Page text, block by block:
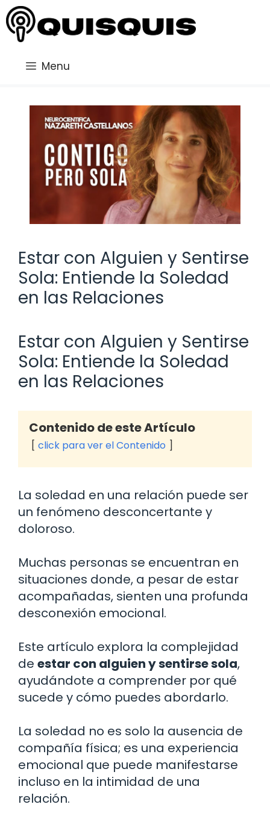
Saltar
al
contenido
Menu
Estar con Alguien y Sentirse
Sola: Entiende la Soledad
en las Relaciones
Estar con Alguien y Sentirse
Sola: Entiende la Soledad
en las Relaciones
Contenido de este Artículo
click para ver el Contenido
La soledad en una relación puede ser
un fenómeno desconcertante y
doloroso.
Muchas personas se encuentran en
situaciones donde, a pesar de estar
acompañadas, sienten una profunda
desconexión emocional.
Este artículo explora la complejidad
de estar con alguien y sentirse sola,
ayudándote a comprender por qué
sucede y cómo puedes abordarlo.
La soledad no es solo la ausencia de
compañía física; es una experiencia
emocional que puede manifestarse
incluso en la intimidad de una
relación.